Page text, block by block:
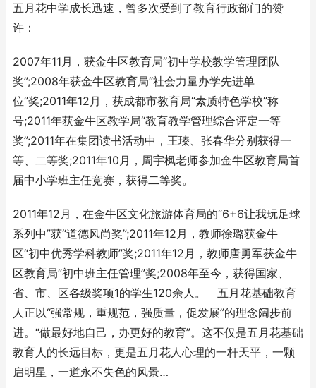
五月花中学成长迅速，曾多次受到了教育行政部门的赞
许：
2007年11月，获金牛区教育局“初中学校教学管理团队
奖”;2008年获金牛区教育局“社会力量办学先进单
位”奖;2011年12月，获成都市教育局“素质特色学校”称
号;2011年获金牛区教学局“教育教学管理综合评定一等
奖”;2011年在集团读书活动中，王瑧、张春华分别获得一
等、二等奖;2011年10月，周宇枫老师参加金牛区教育局首
届中小学班主任竞赛，获得二等奖。
2011年12月，在金牛区文化旅游体育局的“6+6让我玩足球
系列中”获“道德风尚奖”;2011年12月，教师徐璐获金牛
区“初中优秀学科教师”奖;2011年12月，教师唐勇军获金牛
区教育局“初中班主任管理”奖;2008年至今，获得国家、
省、市、区各级奖项1的学生120余人。 五月花基础教育
人正以“强常规，重规范，强质量，促发展”的理念阔步前
进。“做最好地自己，办更好的教育”。这不仅是五月花基础
教育人的长远目标，更是五月花人心理的一杆天平，一颗
启明星，一道永不失色的风景…